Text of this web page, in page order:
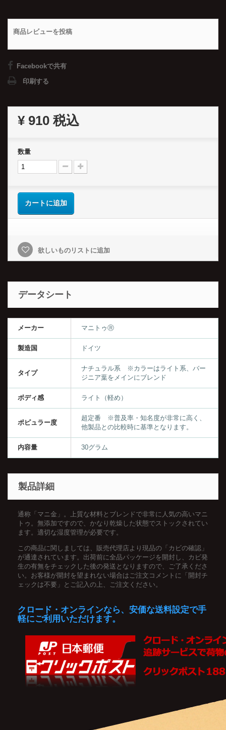
商品レビューを投稿
Facebookで共有
印刷する
¥ 910 税込
数量
カートに追加
欲しいものリストに追加
データシート
メーカー マニトゥⓇ
製造国 ドイツ
タイプ
ナチュラル系 ※カラーはライト系、バー
ジニア葉をメインにブレンド
ボディ感 ライト（軽め）
ポピュラー度
超定番 ※普及率・知名度が非常に高く、
他製品との比較時に基準となります。
内容量 30グラム
製品詳細
通称「マニ金」。上質な材料とブレンドで非常に人気の高いマニ
トゥ。無添加ですので、かなり乾燥した状態でストックされてい
ます。適切な湿度管理が必要です。
この商品に関しましては、販売代理店より現品の「カビの確認」
が通達されています。出荷前に全品パッケージを開封し、カビ発
生の有無をチェックした後の発送となりますので、ご了承くださ
い。お客様が開封を望まれない場合はご注文コメントに「開封チ
ェックは不要」とご記入の上、ご注文ください。
クロード・オンラインなら、安価な送料設定で手
軽にご利用いただけます。